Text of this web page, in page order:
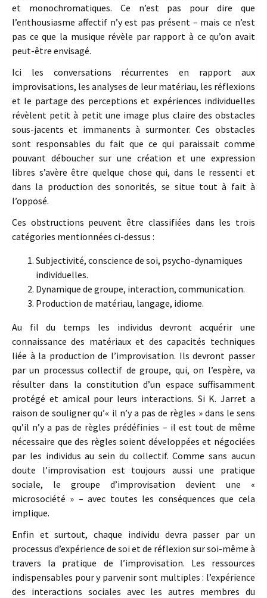
et monochromatiques. Ce n’est pas pour dire que
l’enthousiasme affectif n’y est pas présent – mais ce n’est
pas ce que la musique révèle par rapport à ce qu’on avait
peut-être envisagé.
Ici les conversations récurrentes en rapport aux
improvisations, les analyses de leur matériau, les réflexions
et le partage des perceptions et expériences individuelles
révèlent petit à petit une image plus claire des obstacles
sous-jacents et immanents à surmonter. Ces obstacles
sont responsables du fait que ce qui paraissait comme
pouvant déboucher sur une création et une expression
libres s’avère être quelque chose qui, dans le ressenti et
dans la production des sonorités, se situe tout à fait à
l’opposé.
Ces obstructions peuvent être classifiées dans les trois
catégories mentionnées ci-dessus :
Subjectivité, conscience de soi, psycho-dynamiques
individuelles.
Dynamique de groupe, interaction, communication.
Production de matériau, langage, idiome.
Au fil du temps les individus devront acquérir une
connaissance des matériaux et des capacités techniques
liée à la production de l’improvisation. Ils devront passer
par un processus collectif de groupe, qui, on l’espère, va
résulter dans la constitution d’un espace suffisamment
protégé et amical pour leurs interactions. Si K. Jarret a
raison de souligner qu’« il n’y a pas de règles » dans le sens
qu’il n’y a pas de règles prédéfinies – il est tout de même
nécessaire que des règles soient développées et négociées
par les individus au sein du collectif. Comme sans aucun
doute l’improvisation est toujours aussi une pratique
sociale, le groupe d’improvisation devient une «
microsociété » – avec toutes les conséquences que cela
implique.
Enfin et surtout, chaque individu devra passer par un
processus d’expérience de soi et de réflexion sur soi-même à
travers la pratique de l’improvisation. Les ressources
indispensables pour y parvenir sont multiples : l’expérience
des interactions sociales avec les autres membres du